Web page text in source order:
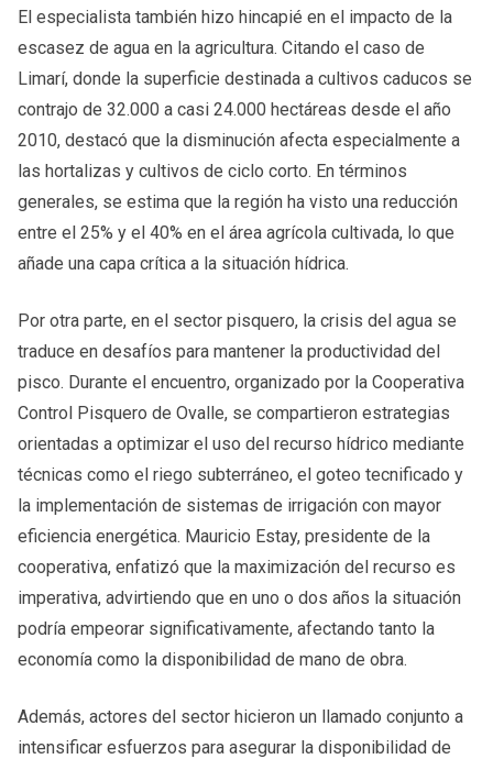
El especialista también hizo hincapié en el impacto de la
escasez de agua en la agricultura. Citando el caso de
Limarí, donde la superficie destinada a cultivos caducos se
contrajo de 32.000 a casi 24.000 hectáreas desde el año
2010, destacó que la disminución afecta especialmente a
las hortalizas y cultivos de ciclo corto. En términos
generales, se estima que la región ha visto una reducción
entre el 25% y el 40% en el área agrícola cultivada, lo que
añade una capa crítica a la situación hídrica.
Por otra parte, en el sector pisquero, la crisis del agua se
traduce en desafíos para mantener la productividad del
pisco. Durante el encuentro, organizado por la Cooperativa
Control Pisquero de Ovalle, se compartieron estrategias
orientadas a optimizar el uso del recurso hídrico mediante
técnicas como el riego subterráneo, el goteo tecnificado y
la implementación de sistemas de irrigación con mayor
eficiencia energética. Mauricio Estay, presidente de la
cooperativa, enfatizó que la maximización del recurso es
imperativa, advirtiendo que en uno o dos años la situación
podría empeorar significativamente, afectando tanto la
economía como la disponibilidad de mano de obra.
Además, actores del sector hicieron un llamado conjunto a
intensificar esfuerzos para asegurar la disponibilidad de